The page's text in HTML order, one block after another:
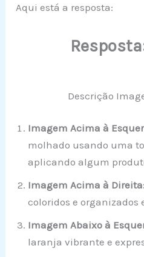
Aqui está a resposta:
Descrição
Imagem Acima à
molhado usando uma
aplicando algum
Imagem Acima à
coloridos e organizados
Imagem Abaixo à
laranja vibrante e